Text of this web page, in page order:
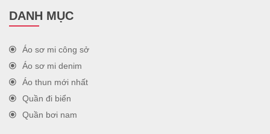
DANH MỤC
Áo sơ mi công sở
Áo sơ mi denim
Áo thun mới nhất
Quần đi biển
Quần bơi nam